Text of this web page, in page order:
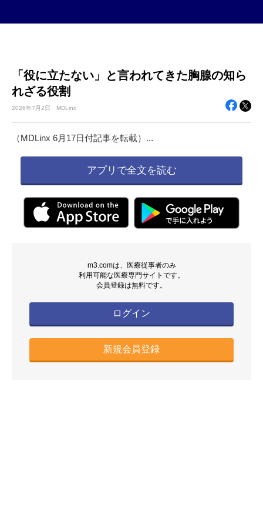
「役に立たない」と言われてきた胸腺の知ら
れざる役割
2026年7月2日 MDLinx
（MDLinx 6月17日付記事を転載）...
アプリで全文を読む
m3.comは、医療従事者のみ
利用可能な医療専門サイトです。
会員登録は無料です。
ログイン
新規会員登録